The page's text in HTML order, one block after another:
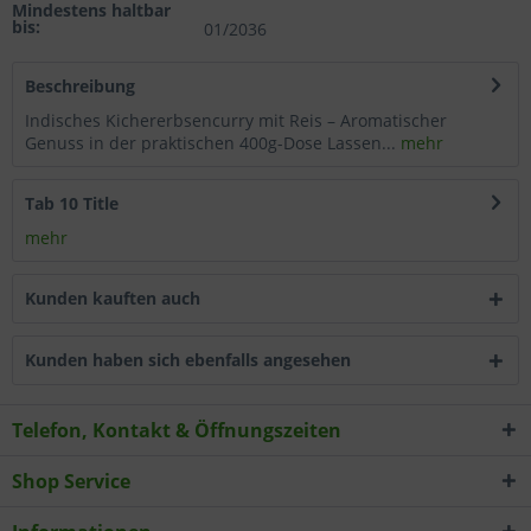
Wählen Sie nach Ihren individuellen Bedürfnissen
Technisch erforderlich
Mindestens haltbar
bis: 01/2036
Beschreibung
Indisches Kichererbsencurry mit Reis – Aromatischer
Genuss in der praktischen 400g-Dose Lassen... mehr
Tab 10 Title
mehr
Kunden kauften auch
Kunden haben sich ebenfalls angesehen
Telefon, Kontakt & Öffnungszeiten
Shop Service